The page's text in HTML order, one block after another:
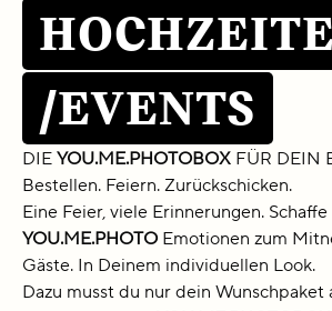
/EVENTS
DIE YOU.ME.PHOTOBOX FÜR DEIN
Bestellen. Feiern. Zurückschicken.
Eine Feier, viele Erinnerungen.
YOU.ME.PHOTO Emotionen zum
Gäste. In Deinem individuellen Look.
Dazu musst du nur dein Wunschpaket